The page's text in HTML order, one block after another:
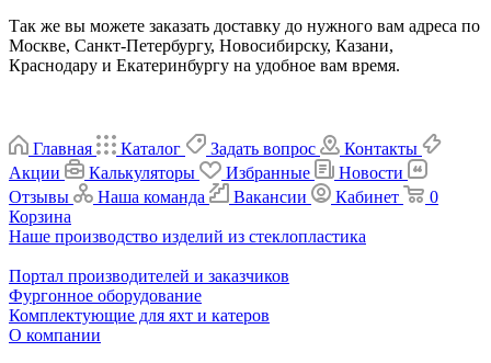
Так же вы можете заказать доставку до нужного вам адреса по
Москве, Санкт-Петербургу, Новосибирску, Казани,
Краснодару и Екатеринбургу на удобное вам время.
Главная Каталог Задать вопрос
Контакты
Акции
Калькуляторы Избранные
Новости
Отзывы
Наша команда Вакансии Кабинет
0
Корзина
Наше производство изделий из стеклопластика
Портал производителей и заказчиков
Фургонное оборудование
Комплектующие для яхт и катеров
О компании